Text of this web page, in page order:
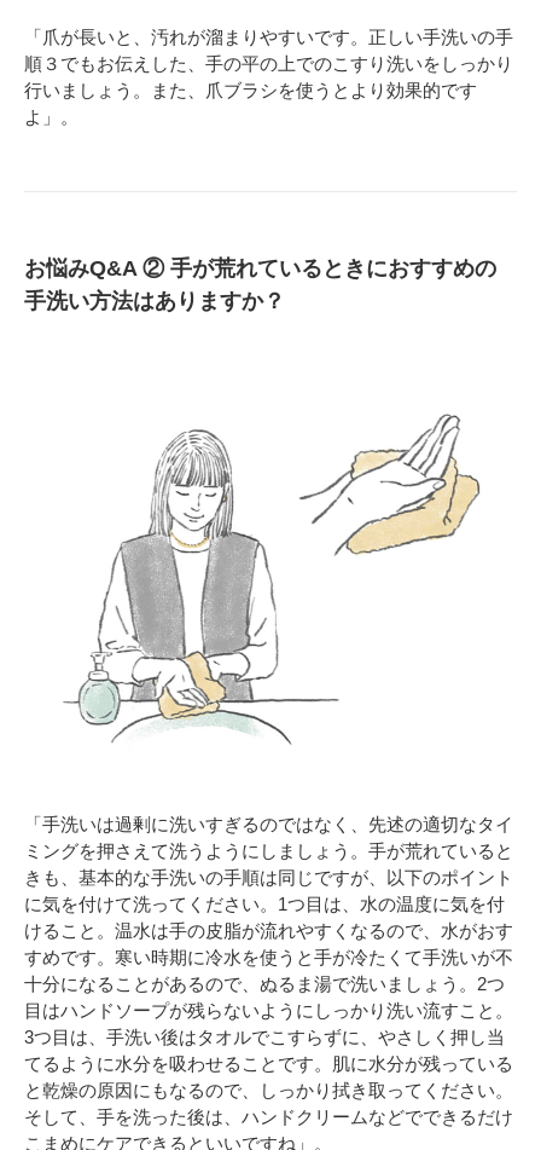
「爪が長いと、汚れが溜まりやすいです。正しい手洗いの手
順３でもお伝えした、手の平の上でのこすり洗いをしっかり
行いましょう。また、爪ブラシを使うとより効果的です
よ」。
お悩みQ&A ② 手が荒れているときにおすすめの
手洗い方法はありますか？
「手洗いは過剰に洗いすぎるのではなく、先述の適切なタイ
ミングを押さえて洗うようにしましょう。手が荒れていると
きも、基本的な手洗いの手順は同じですが、以下のポイント
に気を付けて洗ってください。1つ目は、水の温度に気を付
けること。温水は手の皮脂が流れやすくなるので、水がおす
すめです。寒い時期に冷水を使うと手が冷たくて手洗いが不
十分になることがあるので、ぬるま湯で洗いましょう。2つ
目はハンドソープが残らないようにしっかり洗い流すこと。
3つ目は、手洗い後はタオルでこすらずに、やさしく押し当
てるように水分を吸わせることです。肌に水分が残っている
と乾燥の原因にもなるので、しっかり拭き取ってください。
そして、手を洗った後は、ハンドクリームなどでできるだけ
こまめにケアできるといいですね」。